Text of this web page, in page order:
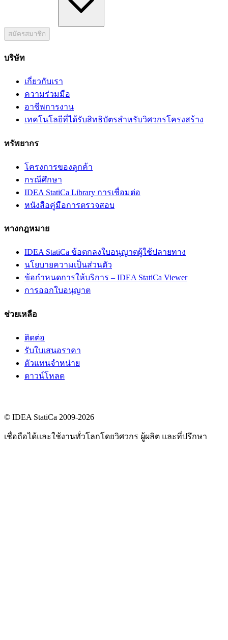
สมัครสมาชิก
บริษัท
เกี่ยวกับเรา
ความร่วมมือ
อาชีพการงาน
เทคโนโลยีที่ได้รับสิทธิบัตรสำหรับวิศวกรโครงสร้าง
ทรัพยากร
โครงการของลูกค้า
กรณีศึกษา
IDEA StatiCa Library การเชื่อมต่อ
หนังสือคู่มือการตรวจสอบ
ทางกฎหมาย
IDEA StatiCa ข้อตกลงใบอนุญาตผู้ใช้ปลายทาง
นโยบายความเป็นส่วนตัว
ข้อกำหนดการให้บริการ – IDEA StatiCa Viewer
การออกใบอนุญาต
ช่วยเหลือ
ติดต่อ
รับใบเสนอราคา
ตัวแทนจำหน่าย
ดาวน์โหลด
© IDEA StatiCa 2009-2026
เชื่อถือได้และใช้งานทั่วโลกโดยวิศวกร ผู้ผลิต และที่ปรึกษา